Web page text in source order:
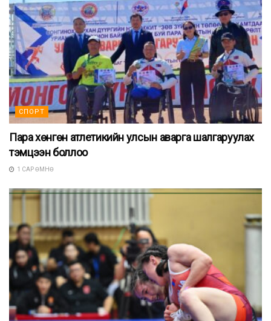
СПОРТ
Пара хөнгөн атлетикийн улсын аварга шалгаруулах
тэмцээн боллоо
1 САР ӨМНӨ